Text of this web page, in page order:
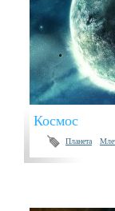
Космос
Планета